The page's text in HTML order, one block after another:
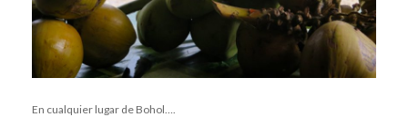
En cualquier lugar de Bohol….